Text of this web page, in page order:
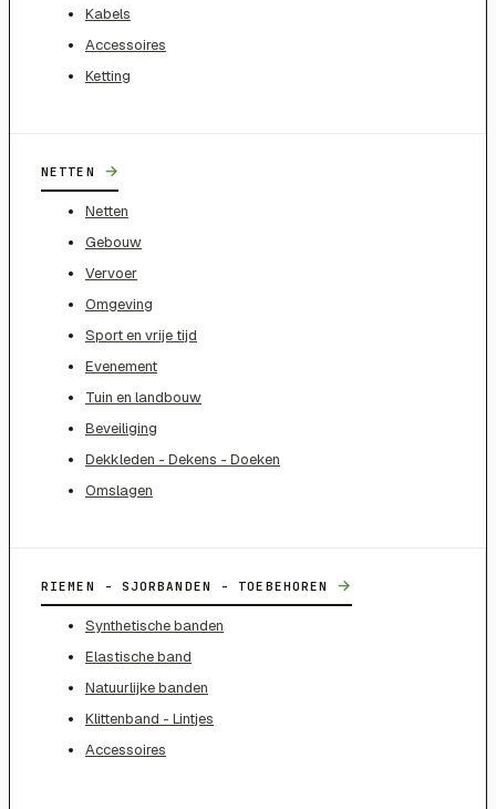
Kabels
Accessoires
Ketting
NETTEN →
Netten
Gebouw
Vervoer
Omgeving
Sport en vrije tijd
Evenement
Tuin en landbouw
Beveiliging
Dekkleden - Dekens - Doeken
Omslagen
RIEMEN - SJORBANDEN - TOEBEHOREN →
Synthetische banden
Elastische band
Natuurlijke banden
Klittenband - Lintjes
Accessoires